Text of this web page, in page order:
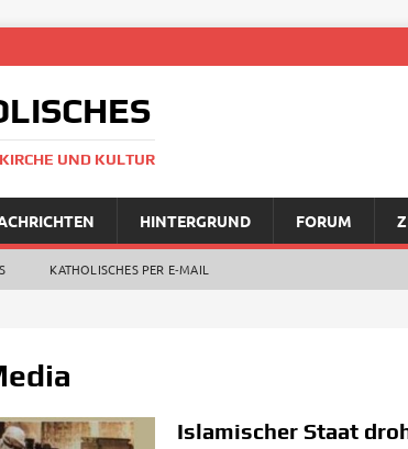
UND KULTUR
HINTERGRUND FORUM
KATHOLISCHES PER E‑MAIL
Islamischer Staat